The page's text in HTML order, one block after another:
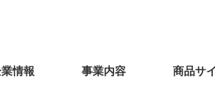
情報 事業内容 商品サ